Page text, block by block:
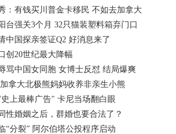
：有钱买川普金卡移民 不如去加拿大
台强关3个月 32只猫装塑料箱弃门口
中国探亲签证Q2 好消息来了
创20世纪最大降幅
骂中国女同胞 女博士反怼 结局爆爽
拿大北极熊妈妈收养非亲生小熊
上最棒广告" 卡尼当场翻白眼
性婚姻之后，群婚也要合法了？
“分裂” 阿尔伯塔公投程序启动